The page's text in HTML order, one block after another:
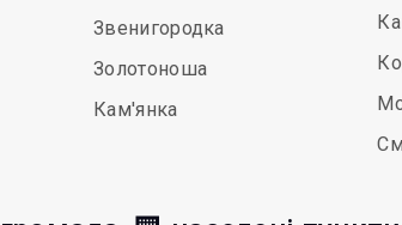
Звенигородка
Золотоноша
Кам'янка